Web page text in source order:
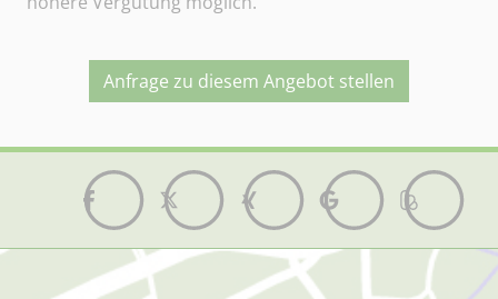
Anfrage zu diesem Angebot stellen